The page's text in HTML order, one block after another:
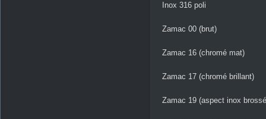
Inox 316 poli
Zamac 00 (brut)
Zamac 16 (chromé mat)
Zamac 17 (chromé brillant)
Zamac 19 (aspect inox